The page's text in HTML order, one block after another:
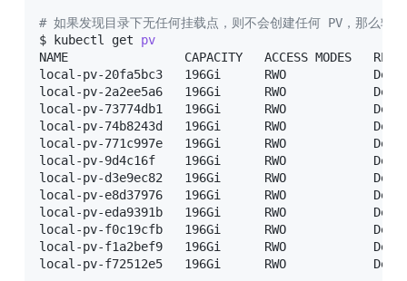
# 如果发现目录下无任何挂载点，则不会创建任何 PV，那么输
$ kubectl get pv
NAME                CAPACITY   ACCESS MODES
local-pv-20fa5bc3   196Gi      RWO
local-pv-2a2ee5a6   196Gi      RWO
local-pv-73774db1   196Gi      RWO
local-pv-74b8243d   196Gi      RWO
local-pv-771c997e   196Gi      RWO
local-pv-9d4c16f    196Gi      RWO
local-pv-d3e9ec82   196Gi      RWO
local-pv-e8d37976   196Gi      RWO
local-pv-eda9391b   196Gi      RWO
local-pv-f0c19cfb   196Gi      RWO
local-pv-f1a2bef9   196Gi      RWO
local-pv-f72512e5   196Gi      RWO